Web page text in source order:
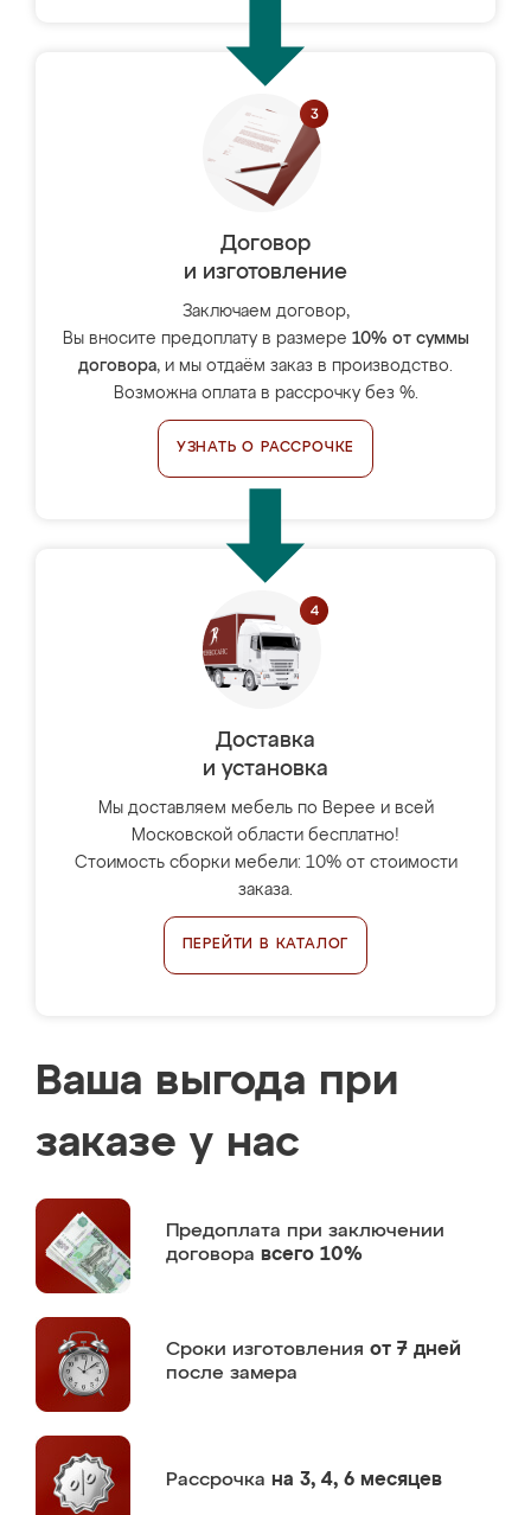
Договор
и изготовление
Заключаем договор,
Вы вносите предоплату в размере 10% от суммы
договора, и мы отдаём заказ в производство.
Возможна оплата в рассрочку без %.
УЗНАТЬ О РАССРОЧКЕ
Доставка
и установка
Мы доставляем мебель по Верее и всей
Московской области бесплатно!
Стоимость сборки мебели: 10% от стоимости
заказа.
ПЕРЕЙТИ В КАТАЛОГ
Ваша выгода при
заказе у нас
Предоплата при заключении
договора всего 10%
Сроки изготовления от 7 дней
после замера
Рассрочка на 3, 4, 6 месяцев